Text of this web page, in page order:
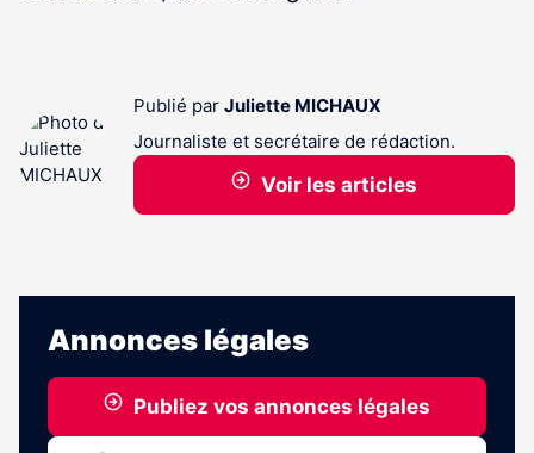
Publié par Juliette MICHAUX
Journaliste et secrétaire de rédaction.
Voir les articles
Annonces légales
Publiez vos annonces légales